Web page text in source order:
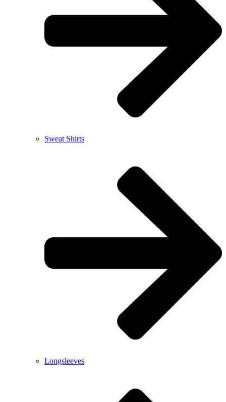
Sweat Shirts
Longsleeves